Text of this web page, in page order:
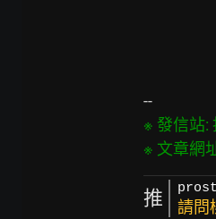
※ 發信站:
※ 文章網
推 請問